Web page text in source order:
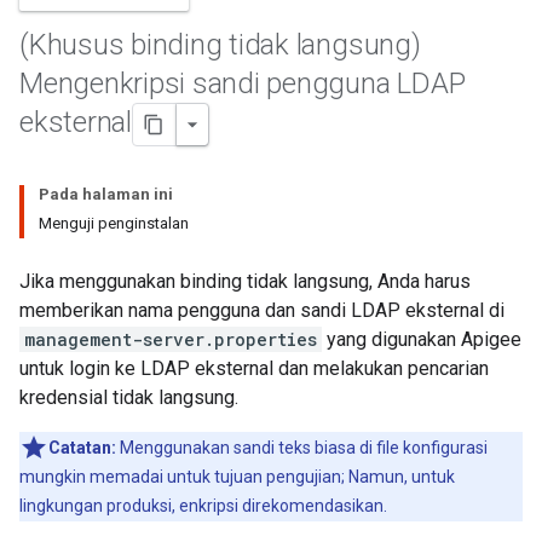
(Khusus binding tidak langsung)
Mengenkripsi sandi pengguna LDAP
eksternal
Pada halaman ini
Menguji penginstalan
Jika menggunakan binding tidak langsung, Anda harus
memberikan nama pengguna dan sandi LDAP eksternal di
management-server.properties yang digunakan Apigee
untuk login ke LDAP eksternal dan melakukan pencarian
kredensial tidak langsung.
Catatan: Menggunakan sandi teks biasa di file konfigurasi
mungkin memadai untuk tujuan pengujian; Namun, untuk
lingkungan produksi, enkripsi direkomendasikan.